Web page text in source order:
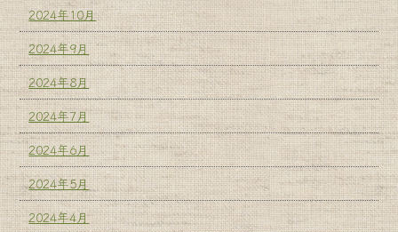
2024年10月
2024年9月
2024年8月
2024年7月
2024年6月
2024年5月
2024年4月